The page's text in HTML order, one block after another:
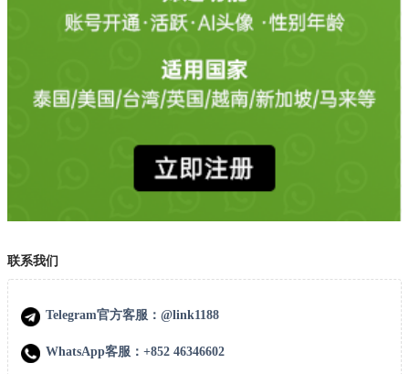
联系我们
Telegram官方客服：@link1188
WhatsApp客服：+852 46346602